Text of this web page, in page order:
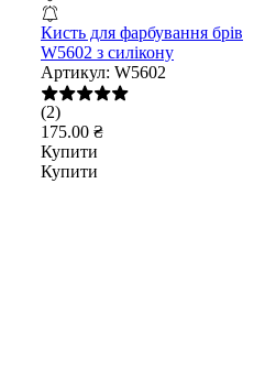
Кисть для фарбування брів
W5602 з силікону
Артикул: W5602
(2)
175.00 ₴
Купити
Купити